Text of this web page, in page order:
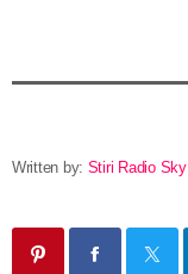
Written by: Stiri Radio Sky